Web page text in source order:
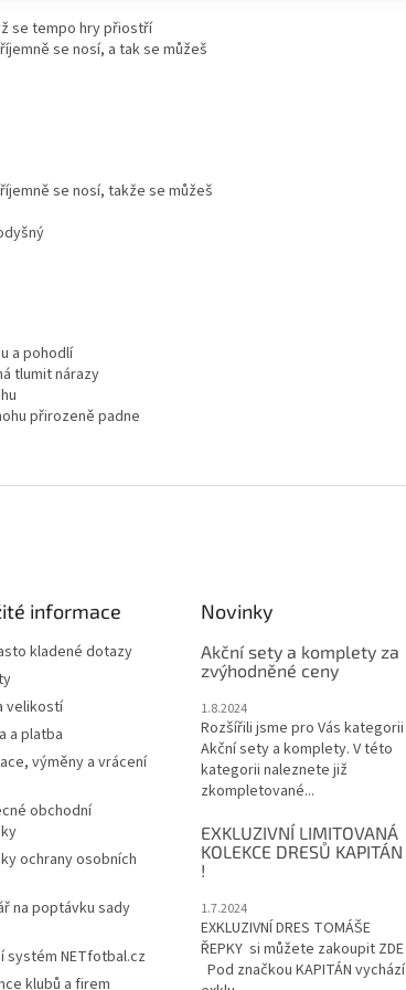
se tempo hry přiostří
se nosí, a tak se můžeš
se nosí, takže se můžeš
a pohodlí
tlumit nárazy
přirozeně padne
informace
kladené dotazy
velikostí
a platba
výměny a vrácení
obchodní
ochrany osobních
na poptávku sady
systém NETfotbal.cz
klubů a firem
Novinky
Akční sety a komplety za
zvýhodněné ceny
1.8.2024
Rozšířili jsme pro Vás kategorii
Akční sety a komplety. V této
kategorii naleznete již
zkompletované...
EXKLUZIVNÍ LIMITOVANÁ
KOLEKCE DRESŮ KAPITÁN
!
1.7.2024
EXKLUZIVNÍ DRES TOMÁŠE
ŘEPKY si můžete zakoupit ZDE
Pod značkou KAPITÁN vychází